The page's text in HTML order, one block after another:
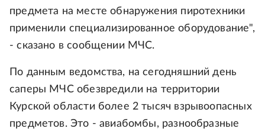
предмета на месте обнаружения пиротехники
применили специализированное оборудование",
- сказано в сообщении МЧС.
По данным ведомства, на сегодняшний день
саперы МЧС обезвредили на территории
Курской области более 2 тысяч взрывоопасных
предметов. Это - авиабомбы, разнообразные